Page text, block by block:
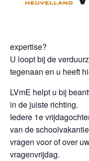
expertise?
U loopt bij de
tegenaan en u heeft
LVmE helpt u bij
in de juiste richting.
Iedere 1e
van de
vragen voor of over
vragenvrijdag.